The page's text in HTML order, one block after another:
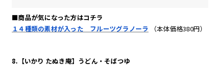
■商品が気になった方はコチラ
１４種類の素材が入った フルーツグラノーラ
（本体価格380円）
8.【いかり たぬき庵】うどん・そばつゆ